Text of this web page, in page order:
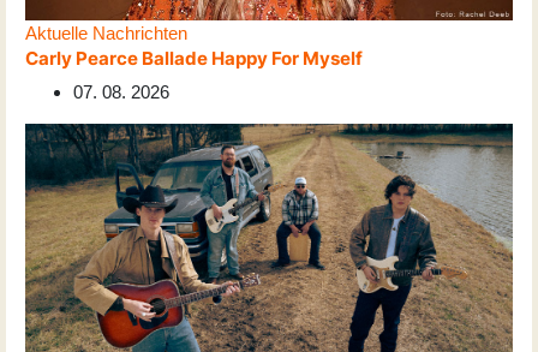
Aktuelle Nachrichten
Carly Pearce Ballade Happy For Myself
07. 08. 2026